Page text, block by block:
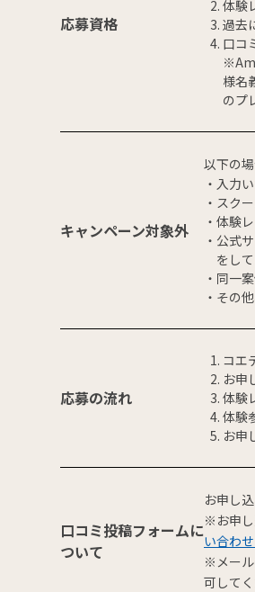
応募資格
体験
過去
口コ
様名
のプ
キャンペーン対象外
以下の
入力
スク
体験
公式
をし
同一
その
応募の流れ
コエ
お申
体験
体験
お申
口コミ投稿フォームに
ついて
お申し
※お申し
い合わ
※メー
可してく